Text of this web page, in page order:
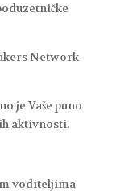
Network
je Vaše puno
aktivnosti.
voditeljima